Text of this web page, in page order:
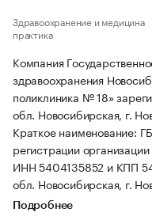
Здравоохранение и медицина
практика
Компания
здравоохранения
поликлиника № 18»
обл. Новосибирская, г.
Краткое наименование:
регистрации
ИНН 5404135852 и КПП
обл. Новосибирская, г.
Подробнее